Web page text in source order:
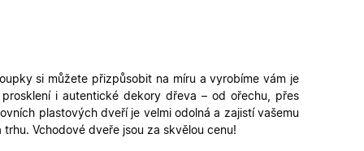
si můžete přizpůsobit na míru a vyrobíme vám je
i autentické dekory dřeva – od ořechu, přes
plastových dveří je velmi odolná a zajistí vašemu
Vchodové dveře jsou za skvělou cenu!
a udržení
uživatele do
a obsahu.